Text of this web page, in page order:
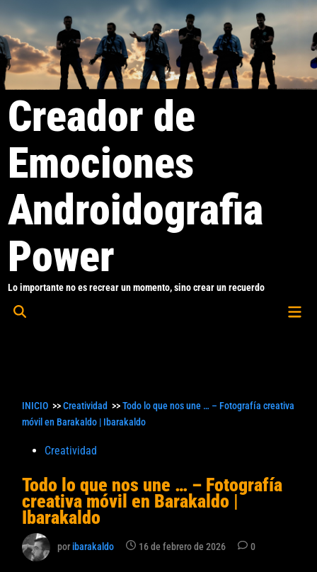
al
contenido
Creador de
Emociones
Androidografia
Power
Lo importante no es recrear un momento, sino crear un recuerdo
Abrir
INICIO >>Creatividad >>Todo lo que nos une … – Fotografía creativa
móvil en Barakaldo | Ibarakaldo
Publicado
Creatividad
Todo lo que nos une … – Fotografía
creativa móvil en Barakaldo |
Ibarakaldo
poribarakaldo 16 de febrero de 2026 0